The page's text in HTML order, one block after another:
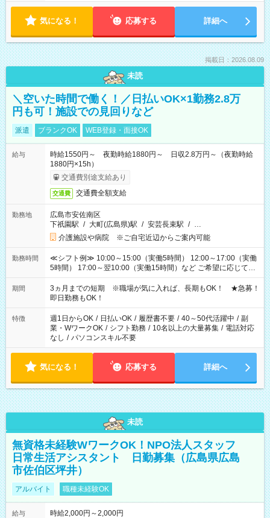
気になる！ 応募する 詳細へ
掲載日：2026.08.09
未読
＼空いた時間で働く！／日払いOK×1勤務2.8万
円も可！施設での見回りなど
派遣 ブランクOK WEB登録・面接OK
給与
時給1550円～ 夜勤時給1880円～ 日収2.8万円～（夜勤時給
1880円×15h）
交通費別途支給あり
交通費 交通費全額支給
勤務地
広島市安佐南区
下祇園駅 / 大町(広島県)駅 / 安芸長束駅 / …
介護施設や病院 ※ご自宅近辺からご案内可能
勤務時間
≪シフト例≫ 10:00～15:00（実働5時間） 12:00～17:00（実働
5時間） 17:00～翌10:00（実働15時間）など ご希望に応じて、
働く時間は調整できます！ お気軽に担当へ相談ください！
期間
3ヵ月までの短期 ※職場が気に入れば、長期もOK！ ★急募！
即日勤務もOK！
特徴 週1日からOK / 日払いOK / 履歴書不要 / 40～50代活躍中 / 副
業・WワークOK / シフト勤務 / 10名以上の大量募集 / 電話対応
なし / パソコンスキル不要
気になる！ 応募する 詳細へ
未読
無資格未経験WワークOK！NPO法人スタッフ
日常生活アシスタント 日勤募集（広島県広島
市佐伯区坪井）
アルバイト 職種未経験OK
給与
時給2,000円～2,000円